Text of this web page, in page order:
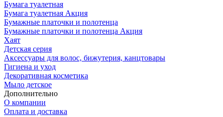
Бумага туалетная
Бумага туалетная Акция
Бумажные платочки и полотенца
Бумажные платочки и полотенца Акция
Хаят
Детская серия
Аксессуары для волос, бижутерия, канцтовары
Гигиена и уход
Декоративная косметика
Мыло детское
Дополнительно
О компании
Оплата и доставка